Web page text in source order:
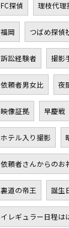
FC探偵 理枝代理
福岡 つばめ探偵
訴訟経験者 撮影
依頼者男女比 夜
映像証拠 早慶戦
ホテル入り撮影
依頼者さんからのお
裏道の帝王 誕生
イレギュラー日程は